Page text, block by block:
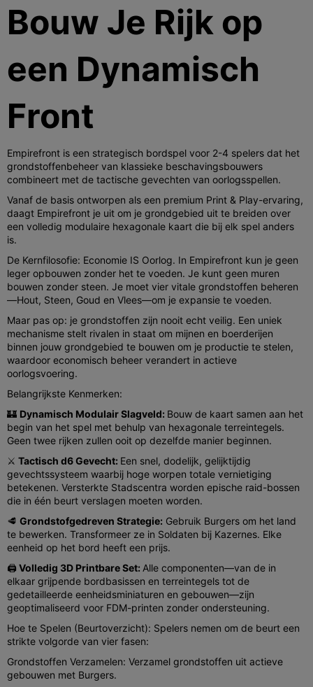
Bouw Je Rijk op
een Dynamisch
Front
Empirefront is een strategisch bordspel voor 2-4 spelers dat het
grondstoffenbeheer van klassieke beschavingsbouwers
combineert met de tactische gevechten van oorlogsspellen.
Vanaf de basis ontworpen als een premium Print & Play-ervaring,
daagt Empirefront je uit om je grondgebied uit te breiden over
een volledig modulaire hexagonale kaart die bij elk spel anders
is.
De Kernfilosofie: Economie IS Oorlog. In Empirefront kun je geen
leger opbouwen zonder het te voeden. Je kunt geen muren
bouwen zonder steen. Je moet vier vitale grondstoffen beheren
—Hout, Steen, Goud en Vlees—om je expansie te voeden.
Maar pas op: je grondstoffen zijn nooit echt veilig. Een uniek
mechanisme stelt rivalen in staat om mijnen en boerderijen
binnen jouw grondgebied te bouwen om je productie te stelen,
waardoor economisch beheer verandert in actieve
oorlogsvoering.
Belangrijkste Kenmerken:
🏰 Dynamisch Modulair Slagveld: Bouw de kaart samen aan het
begin van het spel met behulp van hexagonale terreintegels.
Geen twee rijken zullen ooit op dezelfde manier beginnen.
⚔️ Tactisch d6 Gevecht: Een snel, dodelijk, gelijktijdig
gevechtssysteem waarbij hoge worpen totale vernietiging
betekenen. Versterkte Stadscentra worden epische raid-bossen
die in één beurt verslagen moeten worden.
🥩 Grondstofgedreven Strategie: Gebruik Burgers om het land
te bewerken. Transformeer ze in Soldaten bij Kazernes. Elke
eenheid op het bord heeft een prijs.
🖨️ Volledig 3D Printbare Set: Alle componenten—van de in
elkaar grijpende bordbasissen en terreintegels tot de
gedetailleerde eenheidsminiaturen en gebouwen—zijn
geoptimaliseerd voor FDM-printen zonder ondersteuning.
Hoe te Spelen (Beurtoverzicht): Spelers nemen om de beurt een
strikte volgorde van vier fasen:
Grondstoffen Verzamelen: Verzamel grondstoffen uit actieve
gebouwen met Burgers.